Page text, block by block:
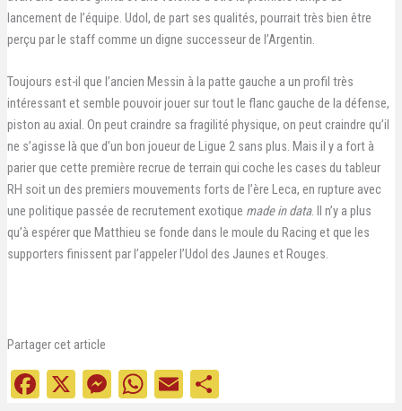
lancement de l’équipe. Udol, de part ses qualités, pourrait très bien être
perçu par le staff comme un digne successeur de l’Argentin.
Toujours est-il que l’ancien Messin à la patte gauche a un profil très
intéressant et semble pouvoir jouer sur tout le flanc gauche de la défense,
piston au axial. On peut craindre sa fragilité physique, on peut craindre qu’il
ne s’agisse là que d’un bon joueur de Ligue 2 sans plus. Mais il y a fort à
parier que cette première recrue de terrain qui coche les cases du tableur
RH soit un des premiers mouvements forts de l’ère Leca, en rupture avec
une politique passée de recrutement exotique made in data. Il n’y a plus
qu’à espérer que Matthieu se fonde dans le moule du Racing et que les
supporters finissent par l’appeler l’Udol des Jaunes et Rouges.
Partager cet article
Fa X M W E
Pa